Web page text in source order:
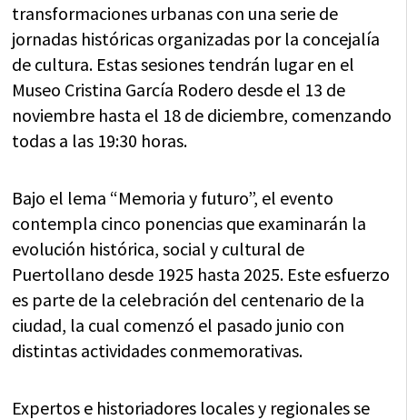
transformaciones urbanas con una serie de
jornadas históricas organizadas por la concejalía
de cultura. Estas sesiones tendrán lugar en el
Museo Cristina García Rodero desde el 13 de
noviembre hasta el 18 de diciembre, comenzando
todas a las 19:30 horas.
Bajo el lema “Memoria y futuro”, el evento
contempla cinco ponencias que examinarán la
evolución histórica, social y cultural de
Puertollano desde 1925 hasta 2025. Este esfuerzo
es parte de la celebración del centenario de la
ciudad, la cual comenzó el pasado junio con
distintas actividades conmemorativas.
Expertos e historiadores locales y regionales se